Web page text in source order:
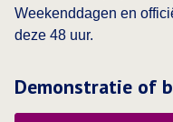
Weekenddagen en
deze 48 uur.
Demonstratie of